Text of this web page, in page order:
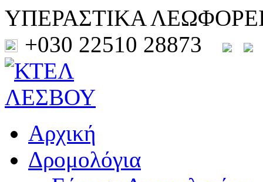
ΥΠΕΡΑΣΤΙΚΑ
+030 22510 28873
Αρχική
Δρομολόγια